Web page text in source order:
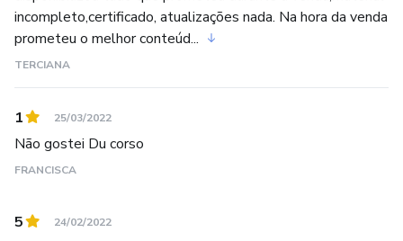
incompleto,certificado, atualizações nada. Na hora da venda
prometeu o melhor conteúd...
TERCIANA
1 25/03/2022
Não gostei Du corso
FRANCISCA
5 24/02/2022